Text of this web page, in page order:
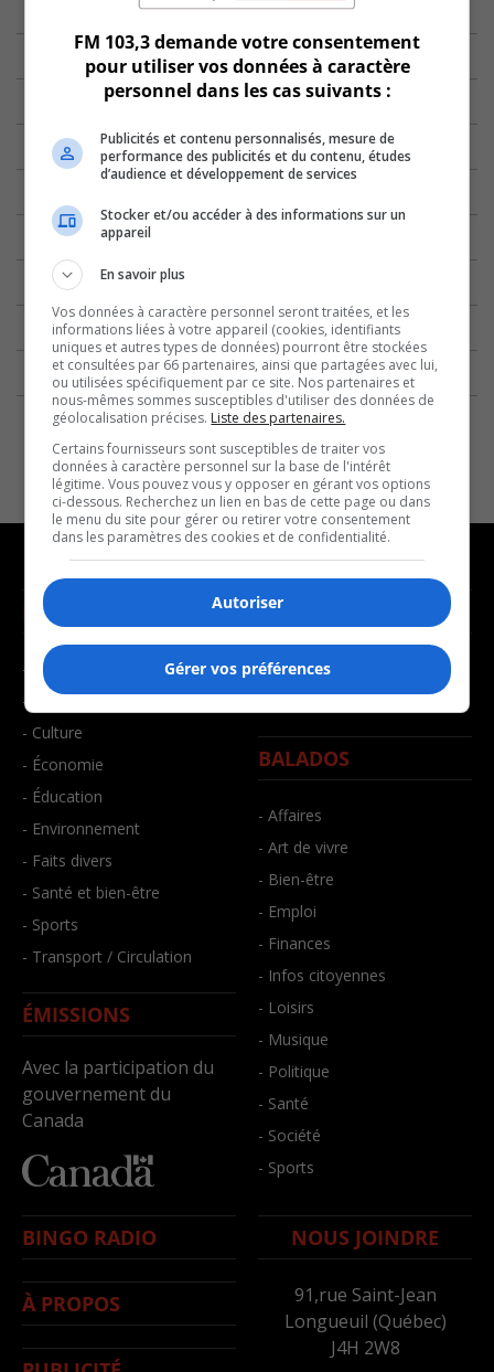
NOUVELLES
- Affaires municipales
- Communauté / Social
- Culture
- Économie
- Éducation
- Environnement
- Faits divers
- Santé et bien-être
- Sports
- Transport / Circulation
ÉMISSIONS
Avec la participation du
gouvernement du
Canada
MUSIQUE
- Décompte franco
- Joué récemment
BALADOS
- Affaires
- Art de vivre
- Bien-être
- Emploi
- Finances
- Infos citoyennes
- Loisirs
- Musique
- Politique
- Santé
- Société
- Sports
BINGO RADIO
À PROPOS
NOUS JOINDRE
91,rue Saint-Jean
Longueuil (Québec)
J4H 2W8
FM 103,3 demande votre consentement
pour utiliser vos données à caractère
personnel dans les cas suivants :
Publicités et contenu personnalisés, mesure de
performance des publicités et du contenu, études
d’audience et développement de services
Stocker et/ou accéder à des informations sur un
appareil
En savoir plus
Vos données à caractère personnel seront traitées, et les
informations liées à votre appareil (cookies, identifiants
uniques et autres types de données) pourront être stockées
et consultées par 66 partenaires, ainsi que partagées avec lui,
ou utilisées spécifiquement par ce site. Nos partenaires et
nous-mêmes sommes susceptibles d'utiliser des données de
géolocalisation précises. Liste des partenaires.
Certains fournisseurs sont susceptibles de traiter vos
données à caractère personnel sur la base de l'intérêt
légitime. Vous pouvez vous y opposer en gérant vos options
ci-dessous. Recherchez un lien en bas de cette page ou dans
le menu du site pour gérer ou retirer votre consentement
dans les paramètres des cookies et de confidentialité.
Autoriser
Gérer vos préférences